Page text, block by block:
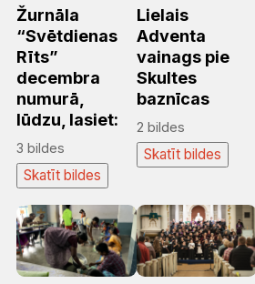
Žurnāla
“Svētdienas
Rīts”
decembra
numurā,
lūdzu, lasiet:
3 bildes
Skatīt bildes
Lielais
Adventa
vainags pie
Skultes
baznīcas
2 bildes
Skatīt bildes